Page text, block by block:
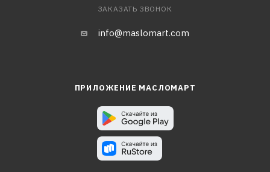
ЗАКАЗАТЬ ЗВОНОК
info@maslomart.com
ПРИЛОЖЕНИЕ МАСЛОМАРТ